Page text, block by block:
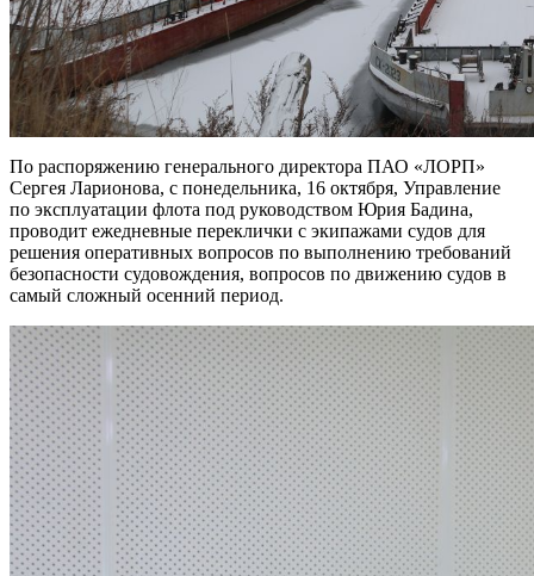
По распоряжению генерального директора ПАО «ЛОРП»
Сергея Ларионова, с понедельника, 16 октября, Управление
по эксплуатации флота под руководством Юрия Бадина,
проводит ежедневные переклички с экипажами судов для
решения оперативных вопросов по выполнению требований
безопасности судовождения, вопросов по движению судов в
самый сложный осенний период.